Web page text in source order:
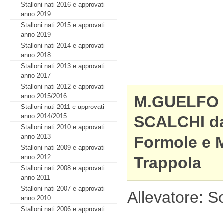
Stalloni nati 2016 e approvati
anno 2019
Stalloni nati 2015 e approvati
anno 2019
Stalloni nati 2014 e approvati
anno 2018
Stalloni nati 2013 e approvati
anno 2017
Stalloni nati 2012 e approvati
anno 2015/2016
Stalloni nati 2011 e approvati
anno 2014/2015
Stalloni nati 2010 e approvati
anno 2013
Stalloni nati 2009 e approvati
anno 2012
Stalloni nati 2008 e approvati
anno 2011
Stalloni nati 2007 e approvati
anno 2010
Stalloni nati 2006 e approvati
SCALCHI
Formole e
Trappola
Allevatore: